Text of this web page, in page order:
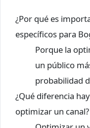
¿Por qué es
específicos para
Porque la
un público
probabilidad
¿Qué diferencia
optimizar un canal?